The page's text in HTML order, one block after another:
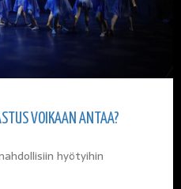
VOIKAAN ANTAA?
hyötyihin